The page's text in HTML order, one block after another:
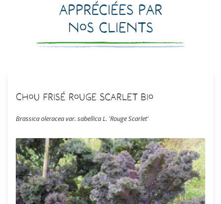
Appréciées par
nos clients
Chou Frisé Rouge Scarlet Bio
Brassica oleracea var. sabellica L. 'Rouge Scarlet'